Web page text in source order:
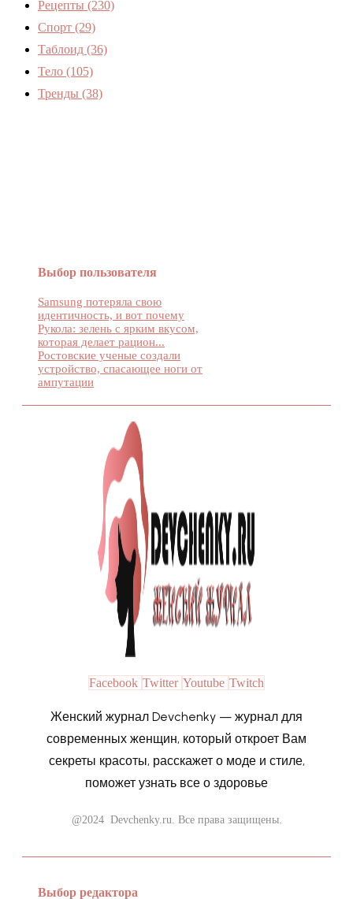
Рецепты (230)
Спорт (29)
Таблоид (36)
Тело (105)
Тренды (38)
Выбор пользователя
Samsung потеряла свою
идентичность, и вот почему
Рукола: зелень с ярким вкусом,
которая делает рацион...
Ростовские ученые создали
устройство, спасающее ноги от
ампутации
Facebook Twitter Youtube Twitch
Женский журнал Devchenky — журнал для
современных женщин, который откроет Вам
секреты красоты, расскажет о моде и стиле,
поможет узнать все о здоровье
@2024 Devchenky.ru. Все права защищены.
Выбор редактора